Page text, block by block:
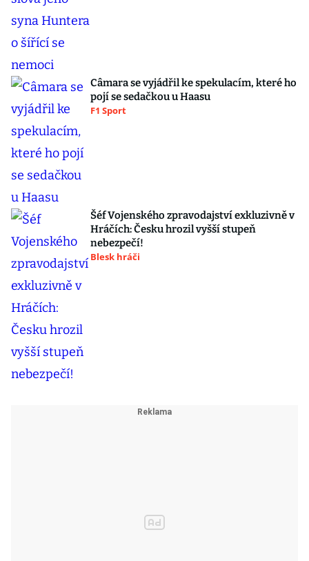
Câmara se vyjádřil ke spekulacím, které ho
pojí se sedačkou u Haasu
F1 Sport
Šéf Vojenského zpravodajství exkluzivně v
Hráčích: Česku hrozil vyšší stupeň
nebezpečí!
Blesk hráči